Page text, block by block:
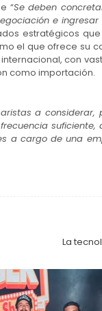
“Se deben
e
estratégicos
el que ofrece su
con
como importación.
a
suficiente,
a cargo de una
La